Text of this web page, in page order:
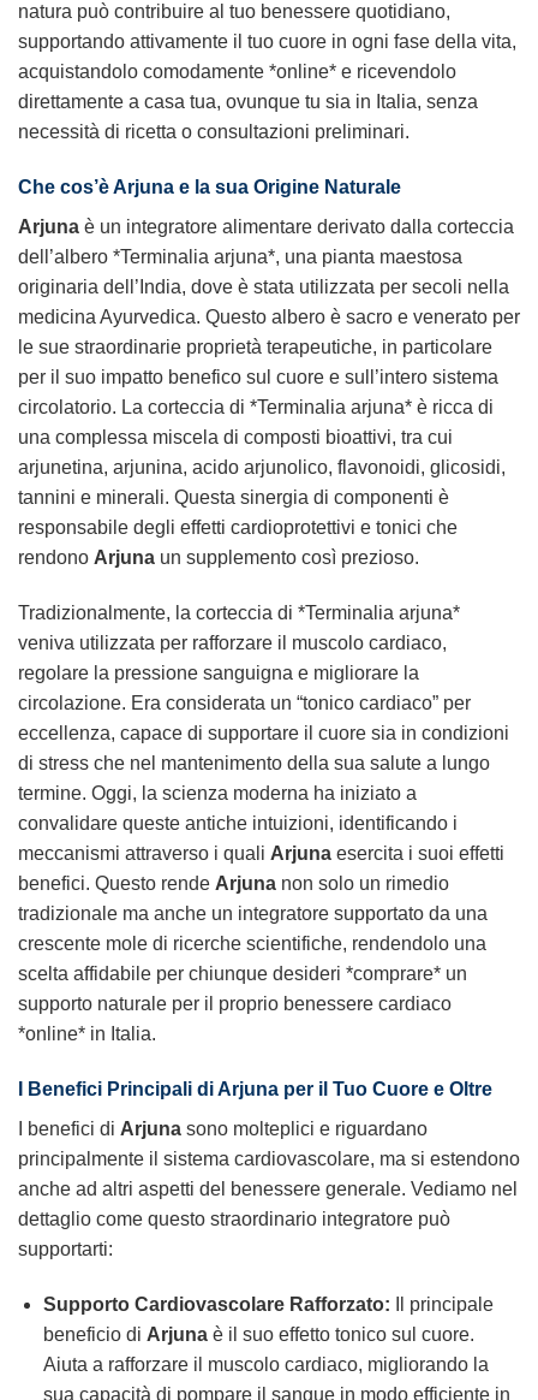
natura può contribuire al tuo benessere quotidiano,
supportando attivamente il tuo cuore in ogni fase della vita,
acquistandolo comodamente *online* e ricevendolo
direttamente a casa tua, ovunque tu sia in Italia, senza
necessità di ricetta o consultazioni preliminari.
Che cos’è Arjuna e la sua Origine Naturale
Arjuna è un integratore alimentare derivato dalla corteccia
dell’albero *Terminalia arjuna*, una pianta maestosa
originaria dell’India, dove è stata utilizzata per secoli nella
medicina Ayurvedica. Questo albero è sacro e venerato per
le sue straordinarie proprietà terapeutiche, in particolare
per il suo impatto benefico sul cuore e sull’intero sistema
circolatorio. La corteccia di *Terminalia arjuna* è ricca di
una complessa miscela di composti bioattivi, tra cui
arjunetina, arjunina, acido arjunolico, flavonoidi, glicosidi,
tannini e minerali. Questa sinergia di componenti è
responsabile degli effetti cardioprotettivi e tonici che
rendono Arjuna un supplemento così prezioso.
Tradizionalmente, la corteccia di *Terminalia arjuna*
veniva utilizzata per rafforzare il muscolo cardiaco,
regolare la pressione sanguigna e migliorare la
circolazione. Era considerata un “tonico cardiaco” per
eccellenza, capace di supportare il cuore sia in condizioni
di stress che nel mantenimento della sua salute a lungo
termine. Oggi, la scienza moderna ha iniziato a
convalidare queste antiche intuizioni, identificando i
meccanismi attraverso i quali Arjuna esercita i suoi effetti
benefici. Questo rende Arjuna non solo un rimedio
tradizionale ma anche un integratore supportato da una
crescente mole di ricerche scientifiche, rendendolo una
scelta affidabile per chiunque desideri *comprare* un
supporto naturale per il proprio benessere cardiaco
*online* in Italia.
I Benefici Principali di Arjuna per il Tuo Cuore e Oltre
I benefici di Arjuna sono molteplici e riguardano
principalmente il sistema cardiovascolare, ma si estendono
anche ad altri aspetti del benessere generale. Vediamo nel
dettaglio come questo straordinario integratore può
supportarti:
Supporto Cardiovascolare Rafforzato: Il principale
beneficio di Arjunaè il suo effetto tonico sul cuore.
Aiuta a rafforzare il muscolo cardiaco, migliorando la
sua capacità di pompare il sangue in modo efficiente in